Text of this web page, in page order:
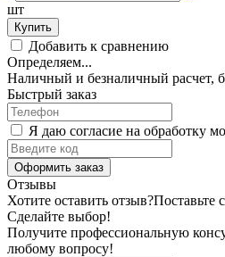
шт
Купить
Добавить к сравнению
Определяем...
Наличный и безналичный расчет,
Быстрый заказ
Я даю согласие на обработку
Оформить заказ
Отзывы
Хотите оставить отзыв?Поставьте
Сделайте выбор!
Получите профессиональную
любому вопросу!